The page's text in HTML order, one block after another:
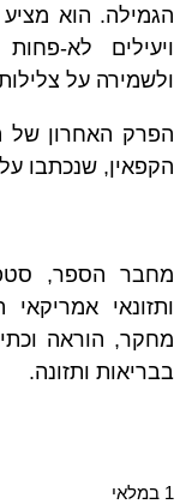
הגמילה. הוא מציע
ויעילים לא-
ולשמירה על
הפרק האחרון של
הקפאין, שנכתבו
מחבר הספר,
מחקר, הוראה
בבריאות ותזונה.
1 במלאי